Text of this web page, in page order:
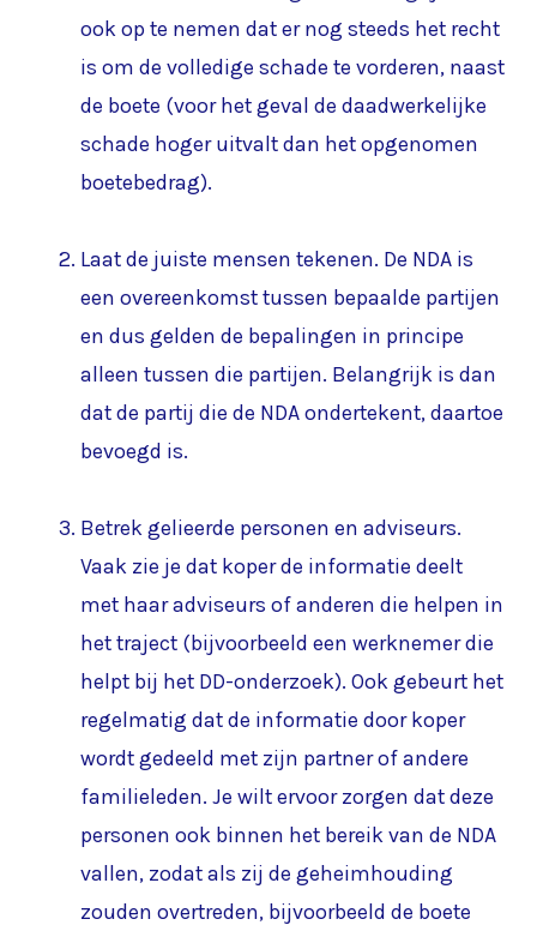
ook op te nemen dat er nog steeds het recht
is om de volledige schade te vorderen, naast
de boete (voor het geval de daadwerkelijke
schade hoger uitvalt dan het opgenomen
boetebedrag).
Laat de juiste mensen tekenen. De NDA is
een overeenkomst tussen bepaalde partijen
en dus gelden de bepalingen in principe
alleen tussen die partijen. Belangrijk is dan
dat de partij die de NDA ondertekent, daartoe
bevoegd is.
Betrek gelieerde personen en adviseurs.
Vaak zie je dat koper de informatie deelt
met haar adviseurs of anderen die helpen in
het traject (bijvoorbeeld een werknemer die
helpt bij het DD-onderzoek). Ook gebeurt het
regelmatig dat de informatie door koper
wordt gedeeld met zijn partner of andere
familieleden. Je wilt ervoor zorgen dat deze
personen ook binnen het bereik van de NDA
vallen, zodat als zij de geheimhouding
zouden overtreden, bijvoorbeeld de boete